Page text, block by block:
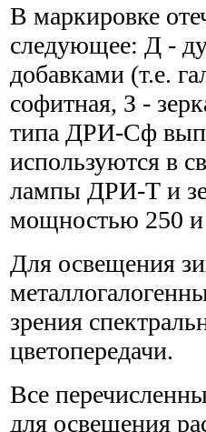
В маркировке
следующее: Д -
добавками (т.е.
софитная, З -
типа ДРИ-Сф
используются в
лампы ДРИ-Т и
мощностью 250 и
Для освещения
зрения
цветопередачи.
Все
для освещения